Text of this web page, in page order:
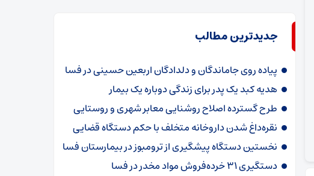
جدیدترین مطالب
پیاده روی جاماندگان و دلدادگان اربعین حسینی در فسا
هدیه کبد یک پدر برای زندگی دوباره یک بیمار
طرح گسترده اصلاح روشنایی معابر شهری و روستایی
نقره‌داغ شدن داروخانه متخلف با حکم دستگاه قضایی
نخستین دستگاه پیشگیری از ترومبوز در بیمارستان فسا
دستگیری ۳۱ خرده‌فروش مواد مخدر در فسا